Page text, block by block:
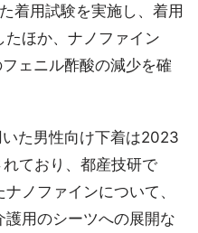
着用試験を実施し、着用
ほか、ナノファイン
ェニル酢酸の減少を確
た男性向け下着は2023
ており、都産技研で
ノファインについて、
用のシーツへの展開な